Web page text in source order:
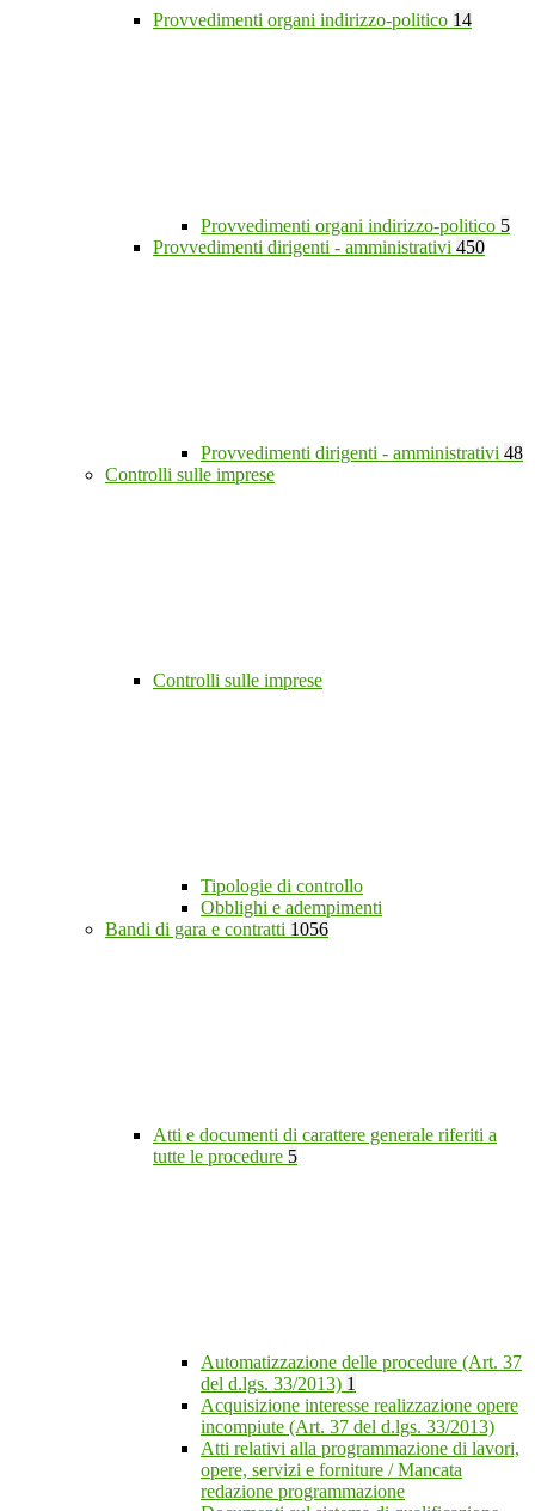
Provvedimenti organi indirizzo-politico 14
Provvedimenti organi indirizzo-politico 5
Provvedimenti dirigenti - amministrativi 450
Provvedimenti dirigenti - amministrativi 48
Controlli sulle imprese
Controlli sulle imprese
Tipologie di controllo
Obblighi e adempimenti
Bandi di gara e contratti 1056
Atti e documenti di carattere generale riferiti a
tutte le procedure 5
Automatizzazione delle procedure (Art. 37
del d.lgs. 33/2013) 1
Acquisizione interesse realizzazione opere
incompiute (Art. 37 del d.lgs. 33/2013)
Atti relativi alla programmazione di lavori,
opere, servizi e forniture / Mancata
redazione programmazione